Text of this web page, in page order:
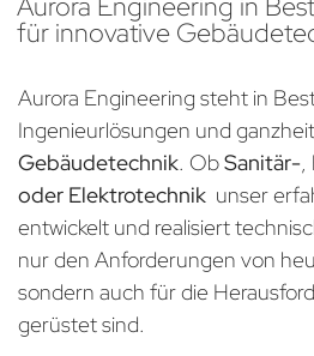
für innovative
Aurora Engineering steht in
Ingenieurlösungen und
Gebäudetechnik. ObSanitär-,
oder Elektrotechnik unser
entwickelt und realisiert
nur den Anforderungen von
sondern auch für die
gerüstet sind.